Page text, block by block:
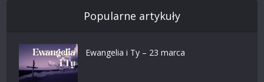
Popularne artykuły
Ewangelia i Ty – 23 marca